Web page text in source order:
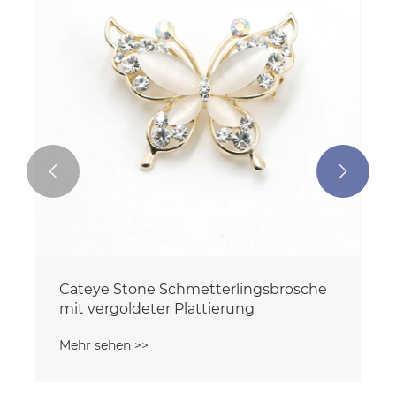
Cateye Stone Schmetterlingsbrosche
mit vergoldeter Plattierung
Mehr sehen >>
 